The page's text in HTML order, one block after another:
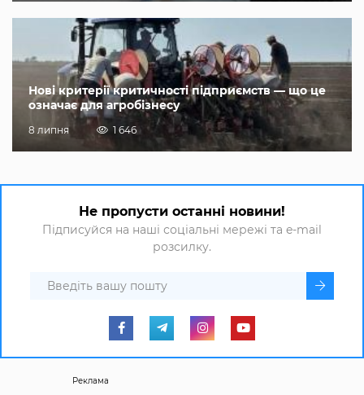
Нові критерії критичності підприємств — що це
означає для агробізнесу
8 липня 1 646
Не пропусти останні новини!
Підписуйся на наші соціальні мережі та e-mail
розсилку.
Реклама